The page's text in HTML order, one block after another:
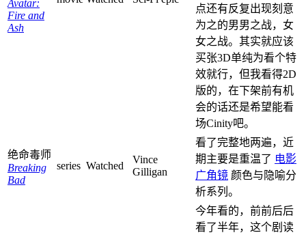
Avatar:
Fire and
Ash
点还有反复出现刻意
为之的男男之战，女
女之战。其实就应该
买张3D单纯为看个特
效就行，但我看得2D
版的，在下架前有机
会的话还是希望能看
场Cinity吧。
绝命毒师
Breaking
Bad
series Watched
Vince
Gilligan
看了完整地两遍，近
期主要是重温了 电影
广角镜 颜色与隐喻分
析系列。
今年看的，前前后后
看了半年，这个剧读